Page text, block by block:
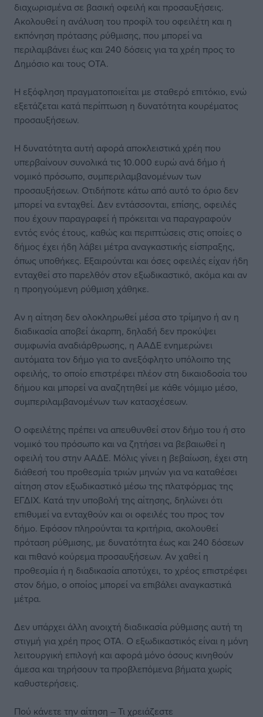
διαχωρισμένα σε βασική οφειλή και προσαυξήσεις.
Ακολουθεί η ανάλυση του προφίλ του οφειλέτη και η
εκπόνηση πρότασης ρύθμισης, που μπορεί να
περιλαμβάνει έως και 240 δόσεις για τα χρέη προς το
Δημόσιο και τους ΟΤΑ.
Η εξόφληση πραγματοποιείται με σταθερό επιτόκιο, ενώ
εξετάζεται κατά περίπτωση η δυνατότητα κουρέματος
προσαυξήσεων.
Η δυνατότητα αυτή αφορά αποκλειστικά χρέη που
υπερβαίνουν συνολικά τις 10.000 ευρώ ανά δήμο ή
νομικό πρόσωπο, συμπεριλαμβανομένων των
προσαυξήσεων. Οτιδήποτε κάτω από αυτό το όριο δεν
μπορεί να ενταχθεί. Δεν εντάσσονται, επίσης, οφειλές
που έχουν παραγραφεί ή πρόκειται να παραγραφούν
εντός ενός έτους, καθώς και περιπτώσεις στις οποίες ο
δήμος έχει ήδη λάβει μέτρα αναγκαστικής είσπραξης,
όπως υποθήκες. Εξαιρούνται και όσες οφειλές είχαν ήδη
ενταχθεί στο παρελθόν στον εξωδικαστικό, ακόμα και αν
η προηγούμενη ρύθμιση χάθηκε.
Αν η αίτηση δεν ολοκληρωθεί μέσα στο τρίμηνο ή αν η
διαδικασία αποβεί άκαρπη, δηλαδή δεν προκύψει
συμφωνία αναδιάρθρωσης, η ΑΑΔΕ ενημερώνει
αυτόματα τον δήμο για το ανεξόφλητο υπόλοιπο της
οφειλής, το οποίο επιστρέφει πλέον στη δικαιοδοσία του
δήμου και μπορεί να αναζητηθεί με κάθε νόμιμο μέσο,
συμπεριλαμβανομένων των κατασχέσεων.
Ο οφειλέτης πρέπει να απευθυνθεί στον δήμο του ή στο
νομικό του πρόσωπο και να ζητήσει να βεβαιωθεί η
οφειλή του στην ΑΑΔΕ. Μόλις γίνει η βεβαίωση, έχει στη
διάθεσή του προθεσμία τριών μηνών για να καταθέσει
αίτηση στον εξωδικαστικό μέσω της πλατφόρμας της
ΕΓΔΙΧ. Κατά την υποβολή της αίτησης, δηλώνει ότι
επιθυμεί να ενταχθούν και οι οφειλές του προς τον
δήμο. Εφόσον πληρούνται τα κριτήρια, ακολουθεί
πρόταση ρύθμισης, με δυνατότητα έως και 240 δόσεων
και πιθανό κούρεμα προσαυξήσεων. Αν χαθεί η
προθεσμία ή η διαδικασία αποτύχει, το χρέος επιστρέφει
στον δήμο, ο οποίος μπορεί να επιβάλει αναγκαστικά
μέτρα.
Δεν υπάρχει άλλη ανοιχτή διαδικασία ρύθμισης αυτή τη
στιγμή για χρέη προς ΟΤΑ. Ο εξωδικαστικός είναι η μόνη
λειτουργική επιλογή και αφορά μόνο όσους κινηθούν
άμεσα και τηρήσουν τα προβλεπόμενα βήματα χωρίς
καθυστερήσεις.
Πού κάνετε την αίτηση – Τι χρειάζεστε